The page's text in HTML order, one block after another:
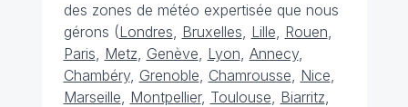
des zones de météo expertisée que nous
gérons (Londres, Bruxelles, Lille, Rouen,
Paris, Metz, Genève, Lyon, Annecy,
Chambéry, Grenoble, Chamrousse, Nice,
Marseille, Montpellier, Toulouse, Biarritz,